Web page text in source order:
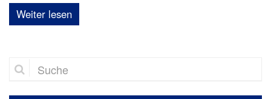
Weiter lesen
Suche